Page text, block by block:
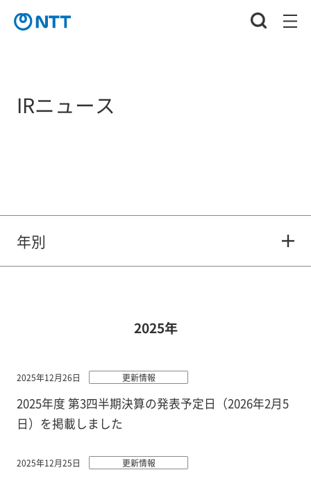
IRニュース
年別
2025年
2025年12月26日 更新情報
2025年度 第3四半期決算の発表予定日（2026年2月5
日）を掲載しました
2025年12月25日 更新情報